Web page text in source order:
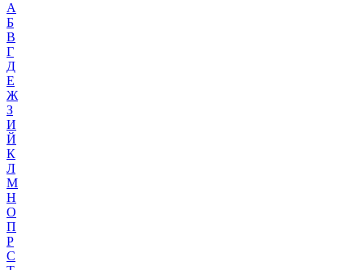
А
Б
В
Г
Д
Е
Ж
З
И
Й
К
Л
М
Н
О
П
Р
С